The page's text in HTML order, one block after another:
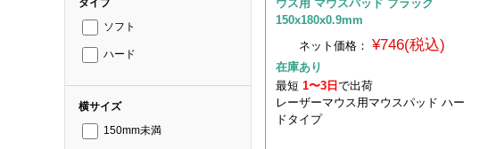
タイプ
ソフト
ハード
横サイズ
150mm未満
ウス用 マウスパッド ブラック
150x180x0.9mm
ネット価格： ¥746(税込)
在庫あり
最短 1〜3日 で出荷
レーザーマウス用マウスパッド ハー
ドタイプ